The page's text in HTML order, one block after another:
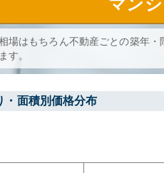
マン
場はもちろん不動産ごとの築年
す。
・面積別価格分布